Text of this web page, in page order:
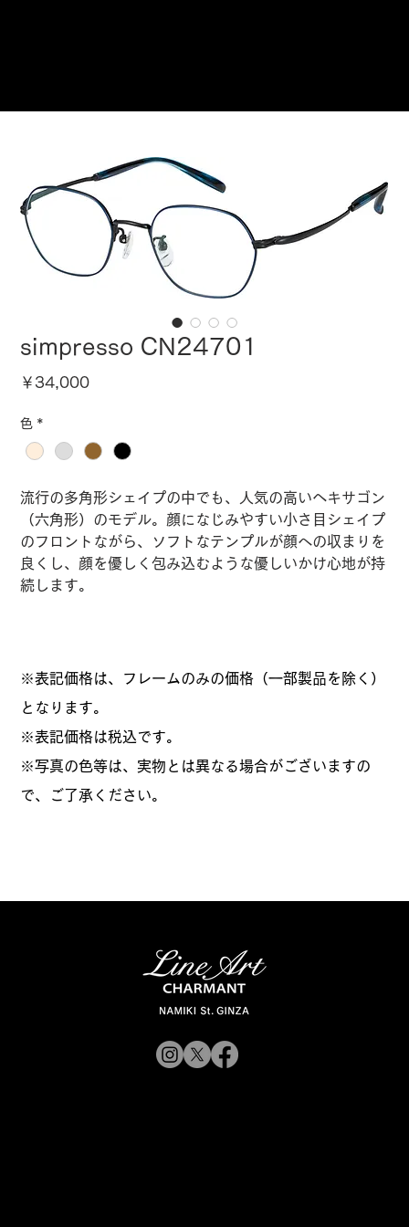
simpresso CN24701
￥34,000価
色 *
流行の多角形シェイプの中でも、人気の高いヘキサゴン
（六角形）のモデル。顔になじみやすい小さ目シェイプ
のフロントながら、ソフトなテンプルが顔への収まりを
良くし、顔を優しく包み込むような優しいかけ心地が持
続します。
※表記価格は、フレームのみの価格（一部製品を除く）
となります。
​※表記価格は税込です。
※写真の色等は、実物とは異なる場合がございますの
で、ご了承ください。